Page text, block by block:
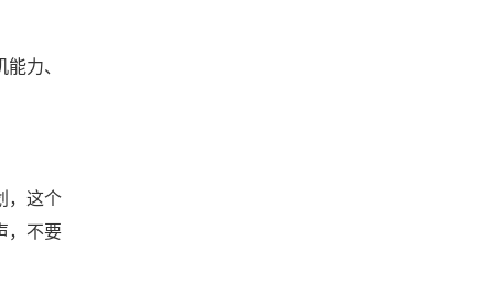
力、
，这个
，不要